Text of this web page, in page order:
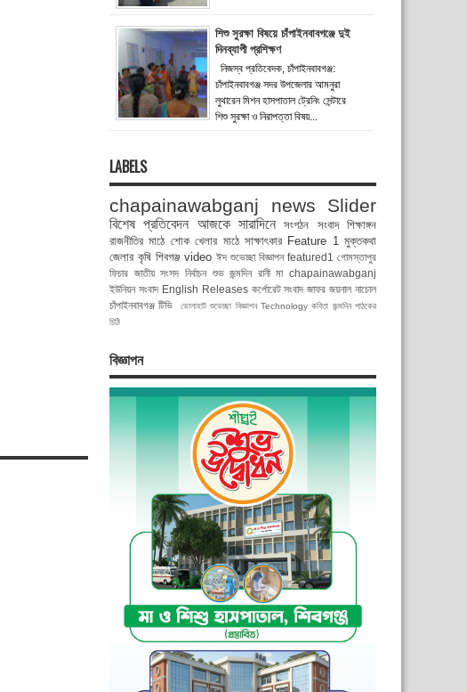
শিশু সুরক্ষা বিষয়ে চাঁপাইনবাবগঞ্জে দুই
দিনব্যাপী প্রশিক্ষণ
নিজস্ব প্রতিবেদক, চাঁপাইনবাবগঞ্জ:
চাঁপাইনবাবগঞ্জ সদর উপজেলার আমনুরা
লুথারেন মিশন হাসপাতাল ট্রেনিং সেন্টারে
শিশু সুরক্ষা ও নিরাপত্তা বিষয়...
LABELS
chapainawabganj news Slider
বিশেষ প্রতিবেদন আজকে সারাদিনে সংগঠন সংবাদ
শিক্ষাঙ্গন
রাজনীতির মাঠে শোক খেলার মাঠে সাক্ষাৎকার Feature 1 মুক্তকথা
জেলার কৃষি শিবগঞ্জ video ঈদ শুভেচ্ছা বিজ্ঞাপন featured1 গোমস্তাপুর
ফিচার জাতীয় সংসদ নির্বাচন শুভ জন্মদিন রানী মা chapainawabganj
ইউনিয়ন সংবাদ English Releases কর্পোরেট সংবাদ জাফর জয়নাল নাচোল
চাঁপাইনবাবগঞ্জ টিভি
ভোলাহাট শুভেচ্ছা বিজ্ঞাপন Technology কবিতা জন্মদিন পাঠকের
চিঠি
বিজ্ঞাপন